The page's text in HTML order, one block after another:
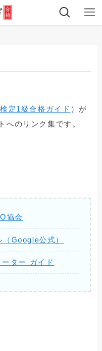
定1級合格ガイド ）が
へのリンク集です。
協会
Google公式）
ター ガイド